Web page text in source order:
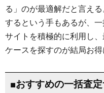
る」のが最適解だと言え
するという手もあるが、
サイトを積極的に利用し
ケースを探すのが結局お得
■おすすめの一括査